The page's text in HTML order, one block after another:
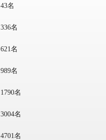
43名
336名
621名
989名
1790名
3004名
4701名